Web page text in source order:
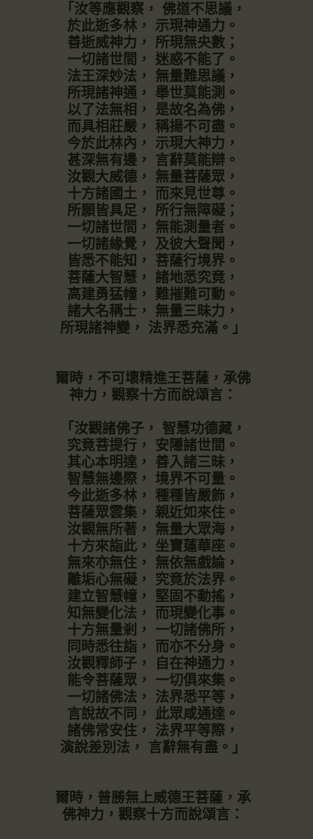
「汝等應觀察， 佛道不思議，
於此逝多林， 示現神通力。
善逝威神力， 所現無央數；
一切諸世間， 迷惑不能了。
法王深妙法， 無量難思議，
所現諸神通， 舉世莫能測。
以了法無相， 是故名為佛，
而具相莊嚴， 稱揚不可盡。
今於此林內， 示現大神力，
甚深無有邊， 言辭莫能辯。
汝觀大威德， 無量菩薩眾，
十方諸國土， 而來見世尊。
所願皆具足， 所行無障礙；
一切諸世間， 無能測量者。
一切諸緣覺， 及彼大聲聞，
皆悉不能知， 菩薩行境界。
菩薩大智慧， 諸地悉究竟，
高建勇猛幢， 難摧難可動。
諸大名稱士， 無量三昧力，
所現諸神變， 法界悉充滿。」
爾時，不可壞精進王菩薩，承佛
神力，觀察十方而說頌言：
「汝觀諸佛子， 智慧功德藏，
究竟菩提行， 安隱諸世間。
其心本明達， 善入諸三昧，
智慧無邊際， 境界不可量。
今此逝多林， 種種皆嚴飾，
菩薩眾雲集， 親近如來住。
汝觀無所著， 無量大眾海，
十方來詣此， 坐寶蓮華座。
無來亦無住， 無依無戲論，
離垢心無礙， 究竟於法界。
建立智慧幢， 堅固不動搖，
知無變化法， 而現變化事。
十方無量剎， 一切諸佛所，
同時悉往詣， 而亦不分身。
汝觀釋師子， 自在神通力，
能令菩薩眾， 一切俱來集。
一切諸佛法， 法界悉平等，
言說故不同， 此眾咸通達。
諸佛常安住， 法界平等際，
演說差別法， 言辭無有盡。」
爾時，普勝無上威德王菩薩，承
佛神力，觀察十方而說頌言：